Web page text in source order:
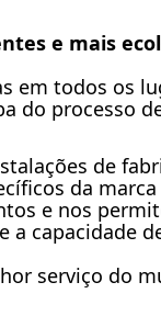
e mais
em todos os
do processo
de
da
e nos
capacidade
serviço do